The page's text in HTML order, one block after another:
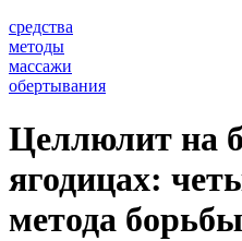
средства
методы
массажи
обертывания
Целлюлит на
ягодицах:
метода борьбы